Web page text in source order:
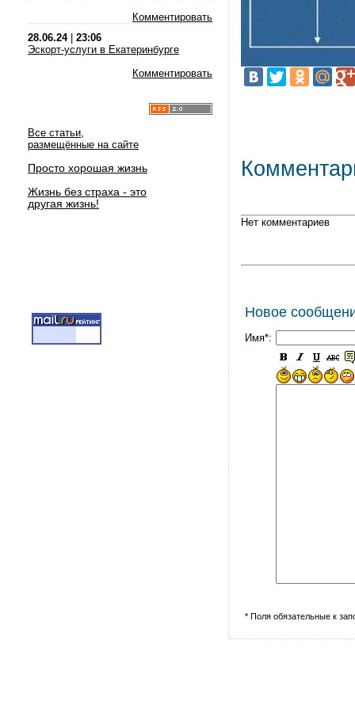
Комментировать
28.06.24| 23:06
Эскорт-услуги в Екатеринбурге
Комментировать
Все статьи,
размещённые на сайте
Просто хорошая жизнь
Жизнь без страха - это
другая жизнь!
Нет комментариев
Новое
Имя*:
* Поля обязательные к